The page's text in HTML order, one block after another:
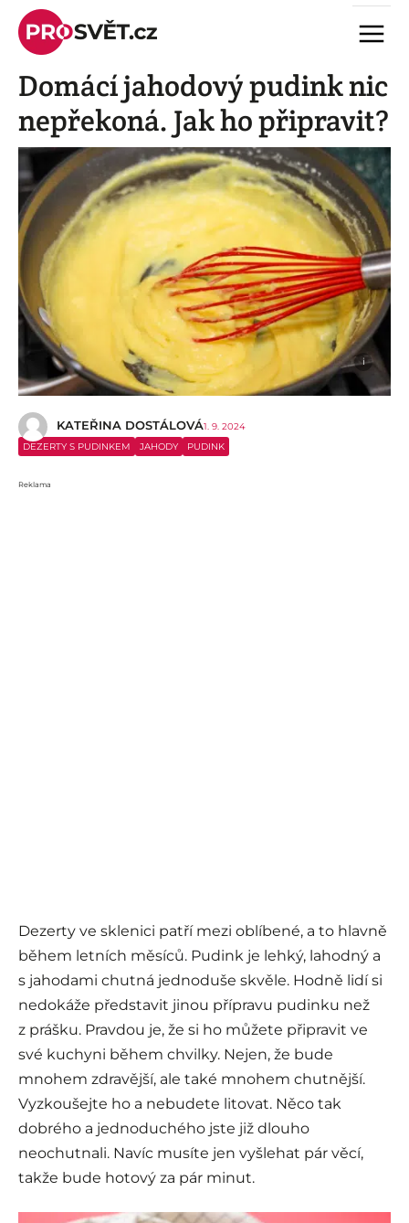
Skip
content
Menu
Domácí jahodový pudink nic
nepřekoná. Jak ho připravit?
i
KATEŘINA DOSTÁLOVÁ1. 9. 2024
DEZERTY S PUDINKEM
JAHODY PUDINK
Reklama
Dezerty ve sklenici patří mezi oblíbené, a to hlavně
během letních měsíců. Pudink je lehký, lahodný a
s jahodami chutná jednoduše skvěle. Hodně lidí si
nedokáže představit jinou přípravu pudinku než
z prášku. Pravdou je, že si ho můžete připravit ve
své kuchyni během chvilky. Nejen, že bude
mnohem zdravější, ale také mnohem chutnější.
Vyzkoušejte ho a nebudete litovat. Něco tak
dobrého a jednoduchého jste již dlouho
neochutnali. Navíc musíte jen vyšlehat pár věcí,
takže bude hotový za pár minut.